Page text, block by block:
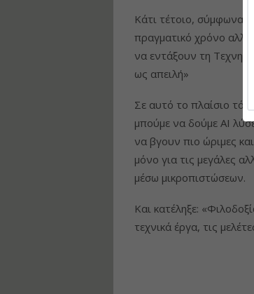
Κάτι τέτοιο, σύμφωνα
πραγματικό χρόνο αλλά
να εντάξουν τη
ως απειλή»
Σε αυτό το πλαίσιο
μπούμε να δούμε AI
να βγουν πιο ώριμες
μόνο για τις μεγάλες
μέσω μικροπιστώσεων.
Και κατέληξε:
τεχνικά έργα, τις